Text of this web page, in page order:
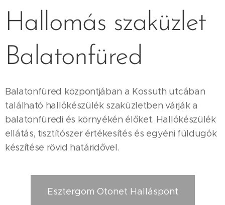
Hallomás szaküzlet
Balatonfüred
Balatonfüred központjában a Kossuth utcában
található hallókészülék szaküzletben várják a
balatonfüredi és környékén élőket. Hallókészülék
ellátás, tisztítószer értékesítés és egyéni füldugók
készítése rövid határidővel.
Esztergom Otonet Halláspont